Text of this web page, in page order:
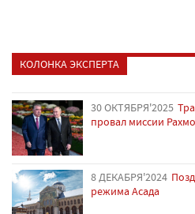
КОЛОНКА ЭКСПЕРТА
30 ОКТЯБРЯ'2025
провал миссии
8 ДЕКАБРЯ'2024
режима Асада